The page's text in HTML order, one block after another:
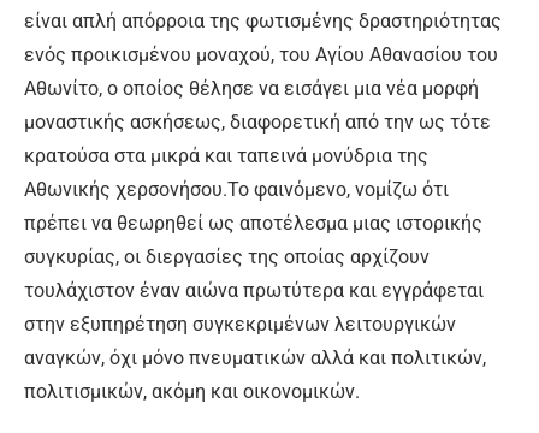
είναι απλή απόρροια της φωτισμένης δραστηριότητας
ενός προικισμένου μοναχού, του Αγίου Αθανασίου του
Αθωνίτο, ο οποίος θέλησε να εισάγει μια νέα μορφή
μοναστικής ασκήσεως, διαφορετική από την ως τότε
κρατούσα στα μικρά και ταπεινά μονύδρια της
Αθωνικής χερσονήσου.Το φαινόμενο, νομίζω ότι
πρέπει να θεωρηθεί ως αποτέλεσμα μιας ιστορικής
συγκυρίας, οι διεργασίες της οποίας αρχίζουν
τουλάχιστον έναν αιώνα πρωτύτερα και εγγράφεται
στην εξυπηρέτηση συγκεκριμένων λειτουργικών
αναγκών, όχι μόνο πνευματικών αλλά και πολιτικών,
πολιτισμικών, ακόμη και οικονομικών.